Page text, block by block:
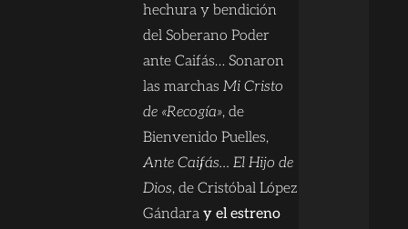
hechura y bendición
del Soberano Poder
ante Caifás… Sonaron
las marchas Mi Cristo
de «Recogía», de
Bienvenido Puelles,
Ante Caifás… El Hijo de
Dios, de Cristóbal López
Gándara y el estreno